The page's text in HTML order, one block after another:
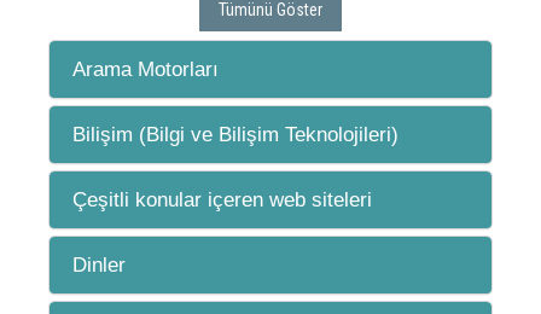
Tümünü Göster
Arama Motorları
Bilişim (Bilgi ve Bilişim Teknolojileri)
Çeşitli konular içeren web siteleri
Dinler